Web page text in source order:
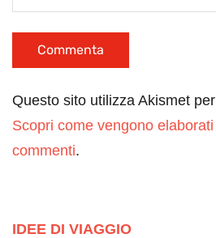
Questo sito utilizza Akismet
Scopri come vengono
commenti.
IDEE DI VIAGGIO